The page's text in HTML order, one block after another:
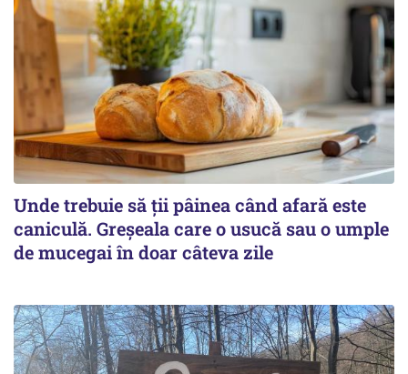
Unde trebuie să ții pâinea când afară este
caniculă. Greșeala care o usucă sau o umple
de mucegai în doar câteva zile